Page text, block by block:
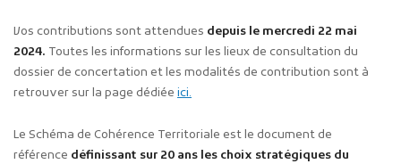
Vos contributions sont attendues depuis le mercredi 22 mai
2024. Toutes les informations sur les lieux de consultation du
dossier de concertation et les modalités de contribution sont à
retrouver sur la page dédiée ici.
Le Schéma de Cohérence Territoriale est le document de
référence définissant sur 20 ans les choix stratégiques du